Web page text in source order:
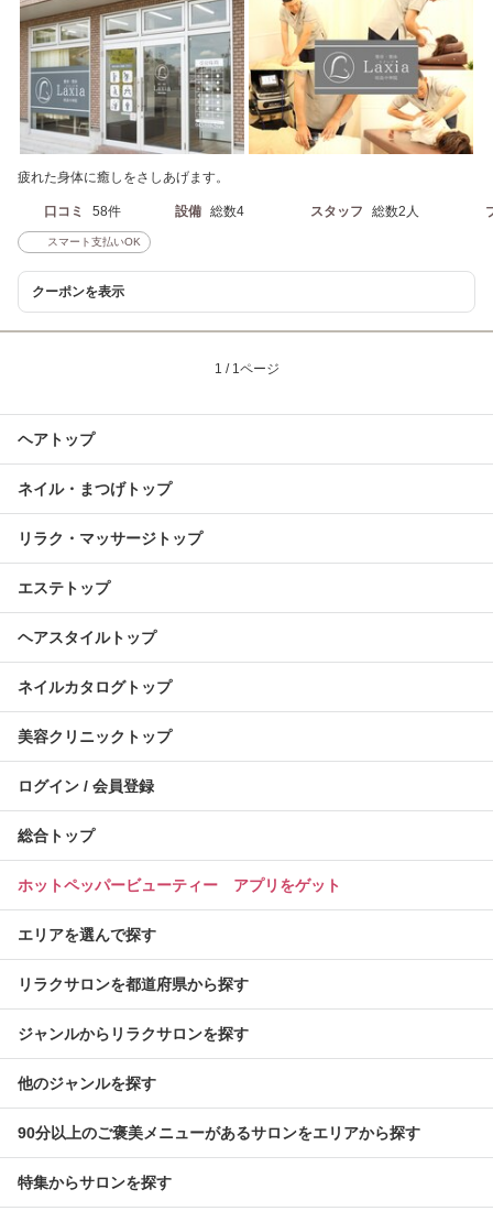
疲れた身体に癒しをさしあげます。
口コミ 58件 設備 総数4 スタッフ 総数2人
スマート支払いOK
クーポンを表示
1 / 1ページ
ヘアトップ
ネイル・まつげトップ
リラク・マッサージトップ
エステトップ
ヘアスタイルトップ
ネイルカタログトップ
美容クリニックトップ
ログイン / 会員登録
総合トップ
ホットペッパービューティー アプリをゲット
エリアを選んで探す
リラクサロンを都道府県から探す
ジャンルからリラクサロンを探す
他のジャンルを探す
90分以上のご褒美メニューがあるサロンをエリアから探す
特集からサロンを探す